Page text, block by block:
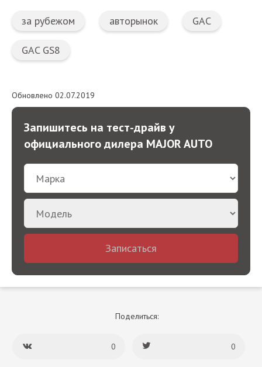
за рубежом авторынок GAC
GAC GS8
Обновлено 02.07.2019
Запишитесь на тест-драйв у
официального дилера MAJOR AUTO
Записаться
Поделиться:
0 0